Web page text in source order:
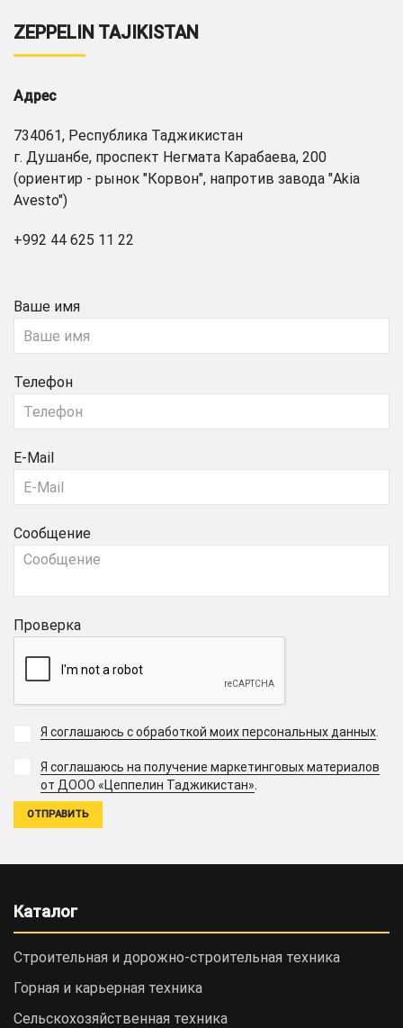
ZEPPELIN TAJIKISTAN
Адрес
734061, Республика Таджикистан
г. Душанбе, проспект Негмата Карабаева, 200
(ориентир - рынок "Корвон", напротив завода "Akia
Avesto")
+992 44 625 11 22
Ваше имя
Телефон
E-Mail
Сообщение
Проверка
Я соглашаюсь с обработкой моих персональных данных
Я соглашаюсь на получение маркетинговых материалов
от ДООО «Цеппелин Таджикистан».
Каталог
Строительная и дорожно-cтроительная техника
Горная и карьерная техника
Сельскохозяйственная техника